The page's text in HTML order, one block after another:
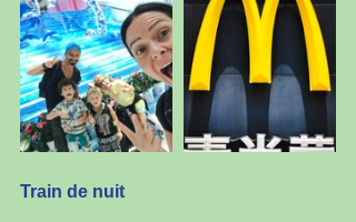
Train de nuit